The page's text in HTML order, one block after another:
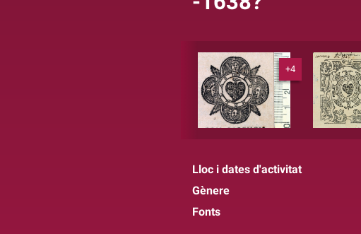
+4
Lloc i dates d'activitat
Gènere
Fonts